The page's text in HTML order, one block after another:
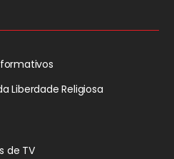
Liberdade Religiosa
de TV